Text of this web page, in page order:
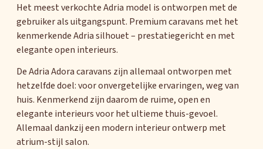
Het meest verkochte Adria model is ontworpen met de
gebruiker als uitgangspunt. Premium caravans met het
kenmerkende Adria silhouet – prestatiegericht en met
elegante open interieurs.
De Adria Adora caravans zijn allemaal ontworpen met
hetzelfde doel: voor onvergetelijke ervaringen, weg van
huis. Kenmerkend zijn daarom de ruime, open en
elegante interieurs voor het ultieme thuis-gevoel.
Allemaal dankzij een modern interieur ontwerp met
atrium-stijl salon.